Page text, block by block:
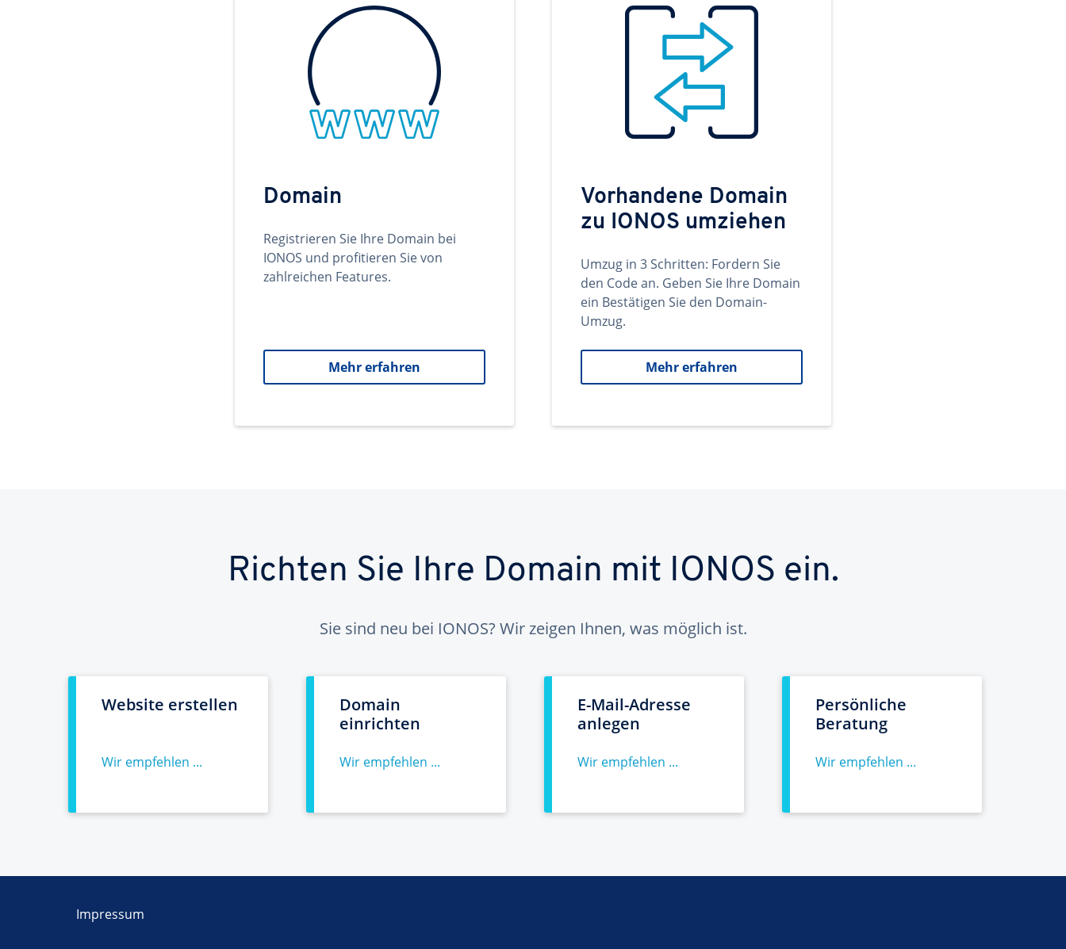
Domain
Registrieren Sie Ihre Domain bei
IONOS und profitieren Sie von
zahlreichen Features.
Mehr erfahren
Vorhandene Domain
zu IONOS umziehen
Umzug in 3 Schritten: Fordern Sie
den Code an. Geben Sie Ihre Domain
ein Bestätigen Sie den Domain-
Umzug.
Mehr erfahren
Richten Sie Ihre Domain mit IONOS ein.
Sie sind neu bei IONOS? Wir zeigen Ihnen, was möglich ist.
Website erstellen
Wir empfehlen ...
Domain
einrichten
Wir empfehlen ...
E-Mail-Adresse
anlegen
Wir empfehlen ...
Persönliche
Beratung
Wir empfehlen ...
Impressum